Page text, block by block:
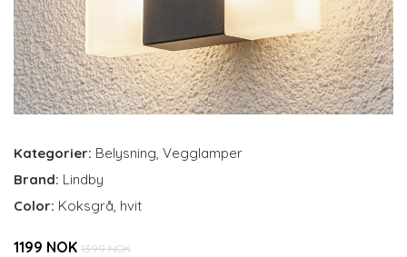
Kategorier: Belysning, Vegglamper
Brand: Lindby
Color: Koksgrå, hvit
1199 NOK 1399 NOK